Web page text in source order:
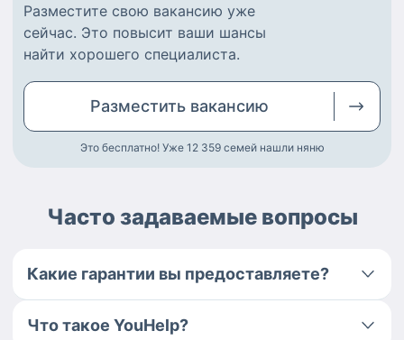
Разместите свою вакансию уже
сейчас. Это повысит ваши шансы
найти хорошего специалиста.
Разместить вакансию
Это бесплатно! Уже 12 359 семей нашли няню
Часто задаваемые вопросы
Какие гарантии вы предоставляете?
Что такое YouHelp?